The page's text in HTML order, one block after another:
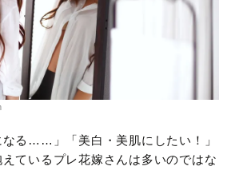
なる……」「美白・美肌にしたい！」
ているプレ花嫁さんは多いのではな